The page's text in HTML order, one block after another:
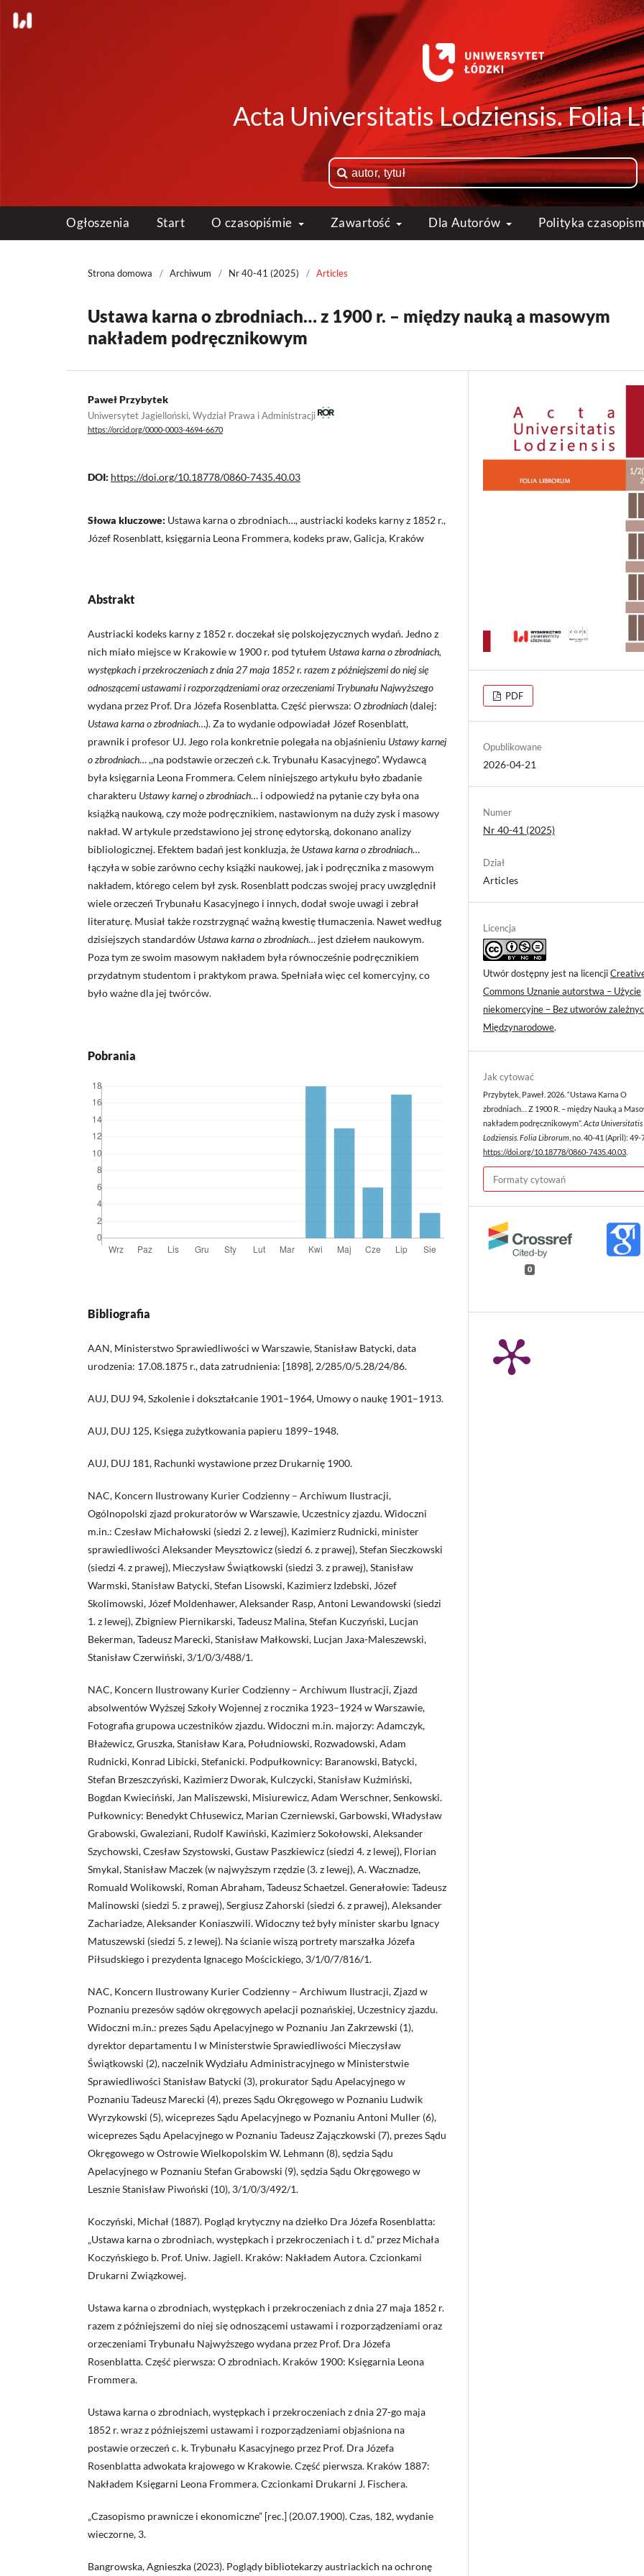
Acta Universitatis Lodziensis. Folia
Ogłoszenia Start O czasopiśmie Zawartość Dla Autorów Polityka
Strona domowa / Archiwum / Nr 40-41 (2025) / Articles
Ustawa karna o zbrodniach… z 1900 r. – między nauką a masowym
nakładem podręcznikowym
Paweł Przybytek
Uniwersytet Jagielloński, Wydział Prawa i Administracji
https://orcid.org/0000-0003-4694-6670
DOI: https://doi.org/10.18778/0860-7435.40.03
Słowa kluczowe: Ustawa karna o zbrodniach…, austriacki kodeks karny z 1852 r.,
Józef Rosenblatt, księgarnia Leona Frommera, kodeks praw, Galicja, Kraków
Abstrakt
Austriacki kodeks karny z 1852 r. doczekał się polskojęzycznych wydań. Jedno z
nich miało miejsce w Krakowie w 1900 r. pod tytułem Ustawa karna o zbrodniach,
występkach i przekroczeniach z dnia 27 maja 1852 r. razem z późniejszemi do niej się
odnoszącemi ustawami i rozporządzeniami oraz orzeczeniami Trybunału Najwyższego
wydana przez Prof. Dra Józefa Rosenblatta. Część pierwsza: O zbrodniach (dalej:
Ustawa karna o zbrodniach…). Za to wydanie odpowiadał Józef Rosenblatt,
prawnik i profesor UJ. Jego rola konkretnie polegała na objaśnieniu Ustawy karnej
o zbrodniach… ,,na podstawie orzeczeń c.k. Trybunału Kasacyjnego”. Wydawcą
była księgarnia Leona Frommera. Celem niniejszego artykułu było zbadanie
charakteru Ustawy karnej o zbrodniach… i odpowiedź na pytanie czy była ona
książką naukową, czy może podręcznikiem, nastawionym na duży zysk i masowy
nakład. W artykule przedstawiono jej stronę edytorską, dokonano analizy
bibliologicznej. Efektem badań jest konkluzja, że Ustawa karna o zbrodniach…
łączyła w sobie zarówno cechy książki naukowej, jak i podręcznika z masowym
nakładem, którego celem był zysk. Rosenblatt podczas swojej pracy uwzględnił
wiele orzeczeń Trybunału Kasacyjnego i innych, dodał swoje uwagi i zebrał
literaturę. Musiał także rozstrzygnąć ważną kwestię tłumaczenia. Nawet według
dzisiejszych standardów Ustawa karna o zbrodniach… jest dziełem naukowym.
Poza tym ze swoim masowym nakładem była równocześnie podręcznikiem
przydatnym studentom i praktykom prawa. Spełniała więc cel komercyjny, co
było ważne dla jej twórców.
Pobrania
Bibliografia
AAN, Ministerstwo Sprawiedliwości w Warszawie, Stanisław Batycki, data
urodzenia: 17.08.1875 r., data zatrudnienia: [1898], 2/285/0/5.28/24/86.
AUJ, DUJ 94, Szkolenie i dokształcanie 1901–1964, Umowy o naukę 1901–1913.
AUJ, DUJ 125, Księga zużytkowania papieru 1899–1948.
AUJ, DUJ 181, Rachunki wystawione przez Drukarnię 1900.
NAC, Koncern Ilustrowany Kurier Codzienny – Archiwum Ilustracji,
Ogólnopolski zjazd prokuratorów w Warszawie, Uczestnicy zjazdu. Widoczni
m.in.: Czesław Michałowski (siedzi 2. z lewej), Kazimierz Rudnicki, minister
sprawiedliwości Aleksander Meysztowicz (siedzi 6. z prawej), Stefan Sieczkowski
(siedzi 4. z prawej), Mieczysław Świątkowski (siedzi 3. z prawej), Stanisław
Warmski, Stanisław Batycki, Stefan Lisowski, Kazimierz Izdebski, Józef
Skolimowski, Józef Moldenhawer, Aleksander Rasp, Antoni Lewandowski (siedzi
1. z lewej), Zbigniew Piernikarski, Tadeusz Malina, Stefan Kuczyński, Lucjan
Bekerman, Tadeusz Marecki, Stanisław Małkowski, Lucjan Jaxa-Maleszewski,
Stanisław Czerwiński, 3/1/0/3/488/1.
NAC, Koncern Ilustrowany Kurier Codzienny – Archiwum Ilustracji, Zjazd
absolwentów Wyższej Szkoły Wojennej z rocznika 1923–1924 w Warszawie,
Fotografia grupowa uczestników zjazdu. Widoczni m.in. majorzy: Adamczyk,
Błażewicz, Gruszka, Stanisław Kara, Południowski, Rozwadowski, Adam
Rudnicki, Konrad Libicki, Stefanicki. Podpułkownicy: Baranowski, Batycki,
Stefan Brzeszczyński, Kazimierz Dworak, Kulczycki, Stanisław Kuźmiński,
Bogdan Kwieciński, Jan Maliszewski, Misiurewicz, Adam Werschner, Senkowski.
Pułkownicy: Benedykt Chłusewicz, Marian Czerniewski, Garbowski, Władysław
Grabowski, Gwaleziani, Rudolf Kawiński, Kazimierz Sokołowski, Aleksander
Szychowski, Czesław Szystowski, Gustaw Paszkiewicz (siedzi 4. z lewej), Florian
Smykal, Stanisław Maczek (w najwyższym rzędzie (3. z lewej), A. Wacznadze,
Romuald Wolikowski, Roman Abraham, Tadeusz Schaetzel. Generałowie: Tadeusz
Malinowski (siedzi 5. z prawej), Sergiusz Zahorski (siedzi 6. z prawej), Aleksander
Zachariadze, Aleksander Koniaszwili. Widoczny też były minister skarbu Ignacy
Matuszewski (siedzi 5. z lewej). Na ścianie wiszą portrety marszałka Józefa
Piłsudskiego i prezydenta Ignacego Mościckiego, 3/1/0/7/816/1.
NAC, Koncern Ilustrowany Kurier Codzienny – Archiwum Ilustracji, Zjazd w
Poznaniu prezesów sądów okręgowych apelacji poznańskiej, Uczestnicy zjazdu.
Widoczni m.in.: prezes Sądu Apelacyjnego w Poznaniu Jan Zakrzewski (1),
dyrektor departamentu I w Ministerstwie Sprawiedliwości Mieczysław
Świątkowski (2), naczelnik Wydziału Administracyjnego w Ministerstwie
Sprawiedliwości Stanisław Batycki (3), prokurator Sądu Apelacyjnego w
Poznaniu Tadeusz Marecki (4), prezes Sądu Okręgowego w Poznaniu Ludwik
Wyrzykowski (5), wiceprezes Sądu Apelacyjnego w Poznaniu Antoni Muller (6),
wiceprezes Sądu Apelacyjnego w Poznaniu Tadeusz Zajączkowski (7), prezes Sądu
Okręgowego w Ostrowie Wielkopolskim W. Lehmann (8), sędzia Sądu
Apelacyjnego w Poznaniu Stefan Grabowski (9), sędzia Sądu Okręgowego w
Lesznie Stanisław Piwoński (10), 3/1/0/3/492/1.
Koczyński, Michał (1887). Pogląd krytyczny na dziełko Dra Józefa Rosenblatta:
„Ustawa karna o zbrodniach, występkach i przekroczeniach i t. d.” przez Michała
Koczyńskiego b. Prof. Uniw. Jagiell. Kraków: Nakładem Autora. Czcionkami
Drukarni Związkowej.
Ustawa karna o zbrodniach, występkach i przekroczeniach z dnia 27 maja 1852 r.
razem z późniejszemi do niej się odnoszącemi ustawami i rozporządzeniami oraz
orzeczeniami Trybunału Najwyższego wydana przez Prof. Dra Józefa
Rosenblatta. Część pierwsza: O zbrodniach. Kraków 1900: Księgarnia Leona
Frommera.
Ustawa karna o zbrodniach, występkach i przekroczeniach z dnia 27-go maja
1852 r. wraz z późniejszemi ustawami i rozporządzeniami objaśniona na
postawie orzeczeń c. k. Trybunału Kasacyjnego przez Prof. Dra Józefa
Rosenblatta adwokata krajowego w Krakowie. Część pierwsza. Kraków 1887:
Nakładem Księgarni Leona Frommera. Czcionkami Drukarni J. Fischera.
„Czasopismo prawnicze i ekonomiczne” [rec.] (20.07.1900). Czas, 182, wydanie
wieczorne, 3.
Bangrowska, Agnieszka (2023). Poglądy bibliotekarzy austriackich na ochronę
PDF
Opublikowane
2026-04-21
Numer
Nr 40-41 (2025)
Dział
Articles
Licencja
Utwór dostępny jest na licencji
Commons Uznanie autorstwa – Użycie
niekomercyjne – Bez utworów
Międzynarodowe.
Jak cytować
Przybytek, Paweł. 2026. “Ustawa Karna O
zbrodniach… Z 1900 R. – między Nauką a
nakładem podręcznikowym”. Acta Universitatis
Lodziensis. Folia Librorum , no. 40-41 (April): 49-
https://doi.org/10.18778/0860-7435.40.03
Formaty cytowań
0